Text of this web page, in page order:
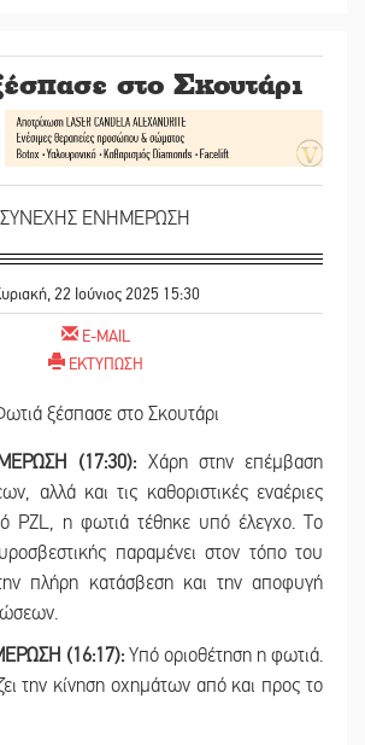
στο Σκουτάρι
ΣΥΝΕΧΗΣ ΕΝΗΜΕΡΩΣΗ
22 Ιούνιος 2025 15:30
E-MAIL
ΕΚΤΥΠΩΣΗ
(17:30): Χάρη στην επέμβαση
αλλά και τις καθοριστικές εναέριες
PZL, η φωτιά τέθηκε υπό έλεγχο. Το
παραμένει στον τόπο του
πλήρη κατάσβεση και την αποφυγή
(16:17): Υπό οριοθέτηση η φωτιά.
την κίνηση οχημάτων από και προς το